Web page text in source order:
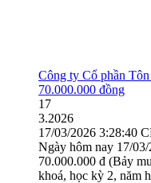
Công ty Cổ phần
70.000.000 đồng
17
3.2026
17/03/2026 3:28:40
Ngày hôm nay 17/
70.000.000 đ (Bảy
khoá, học kỳ 2, năm